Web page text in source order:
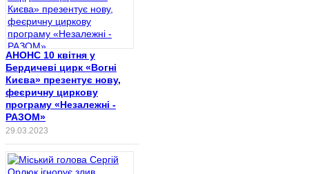
АНОНС 10 квітня у
Бердичеві цирк «Вогні
Києва» презентує нову,
феєричну циркову
програму «Незалежні -
РАЗОМ»
29.03.2023